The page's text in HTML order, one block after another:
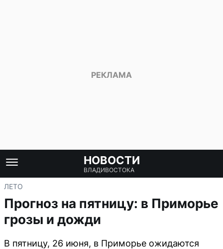
НОВОСТИ
ВЛАДИВОСТОКА
ЛЕТО
Прогноз на пятницу: в Приморье
грозы и дожди
В пятницу, 26 июня, в Приморье ожидаются